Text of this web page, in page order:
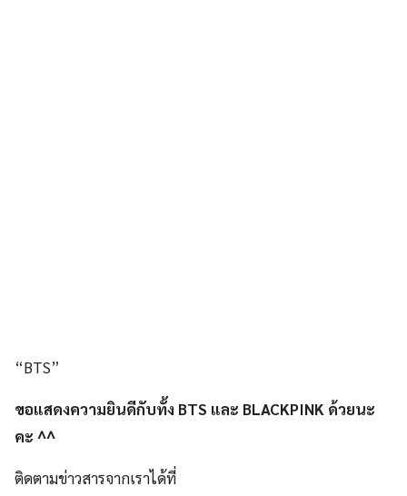
“BTS”
ขอแสดงความยินดีกับทั้ง BTS และ BLACKPINK ด้วยนะ
คะ ^^
ติดตามข่าวสารจากเราได้ที่